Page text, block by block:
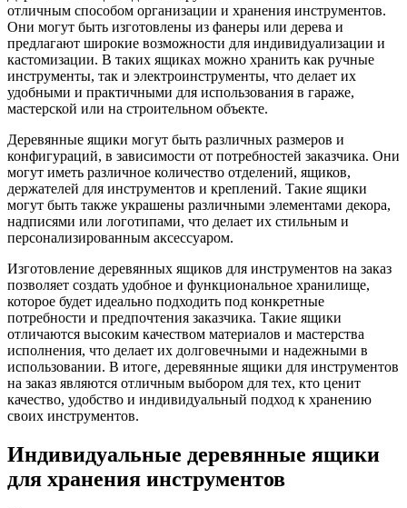
отличным способом организации и хранения инструментов.
Они могут быть изготовлены из фанеры или дерева и
предлагают широкие возможности для индивидуализации и
кастомизации. В таких ящиках можно хранить как ручные
инструменты, так и электроинструменты, что делает их
удобными и практичными для использования в гараже,
мастерской или на строительном объекте.
Деревянные ящики могут быть различных размеров и
конфигураций, в зависимости от потребностей заказчика. Они
могут иметь различное количество отделений, ящиков,
держателей для инструментов и креплений. Такие ящики
могут быть также украшены различными элементами декора,
надписями или логотипами, что делает их стильным и
персонализированным аксессуаром.
Изготовление деревянных ящиков для инструментов на заказ
позволяет создать удобное и функциональное хранилище,
которое будет идеально подходить под конкретные
потребности и предпочтения заказчика. Такие ящики
отличаются высоким качеством материалов и мастерства
исполнения, что делает их долговечными и надежными в
использовании. В итоге, деревянные ящики для инструментов
на заказ являются отличным выбором для тех, кто ценит
качество, удобство и индивидуальный подход к хранению
своих инструментов.
Индивидуальные деревянные ящики
для хранения инструментов